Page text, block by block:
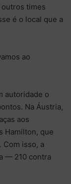
times
é o local que a
ao
autoridade o
Na Áustria,
aos
Hamilton, que
Com isso, a
— 210 contra